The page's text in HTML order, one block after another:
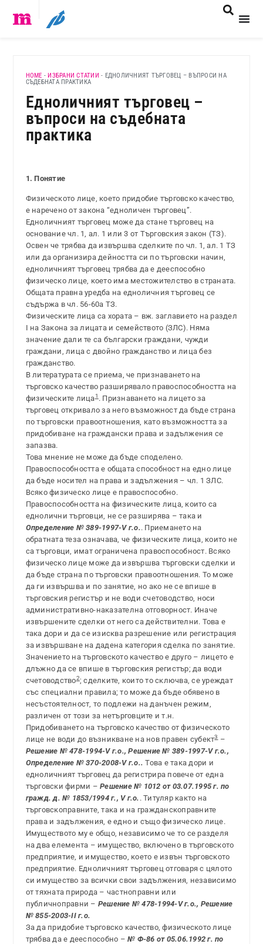
HOME - ИЗБРАНИ СТАТИИ - ЕДНОЛИЧНИЯТ ТЪРГОВЕЦ – ВЪПРОСИ НА
СЪДЕБНАТА ПРАКТИКА
Едноличният търговец –
въпроси на съдебната
практика
1. Понятие
Физическото лице, което придобие търговско качество,
е наречено от закона “едноличен търговец”.
Едноличният търговец може да стане търговец на
основание чл. 1, ал. 1 или 3 от Търговския закон (ТЗ).
Освен че трябва да извършва сделките по чл. 1, ал. 1 ТЗ
или да организира дейността си по търговски начин,
едноличният търговец трябва да е дееспособно
физическо лице, което има местожителство в страната.
Общата правна уредба на едноличния търговец се
съдържа в чл. 56-60а ТЗ.
Физическите лица са хората – вж. заглавието на раздел
I на Закона за лицата и семейството (ЗЛС). Няма
значение дали те са български граждани, чужди
граждани, лица с двойно гражданство и лица без
гражданство.
В литературата се приема, че признаването на
търговско качество разширявало правоспособността на
физическите лица1. Признаването на лицето за
търговец откривало за него възможност да бъде страна
по търговски правоотношения, като възможността за
придобиване на граждански права и задължения се
запазва.
Това мнение не може да бъде споделено.
Правоспособността е общата способност на едно лице
да бъде носител на права и задължения – чл. 1 ЗЛС.
Всяко физическо лице е правоспособно.
Правоспособността на физическите лица, които са
еднолични търговци, не се разширява – така и
Определение № 389-1997-V г.о. . Приемането на
обратната теза означава, че физическите лица, които не
са търговци, имат ограничена правоспособност. Всяко
физическо лице може да извършва търговски сделки и
да бъде страна по търговски правоотношения. То може
да ги извършва и по занятие, но ако не се впише в
търговския регистър и не води счетоводство, носи
административно-наказателна отговорност. Иначе
извършените сделки от него са действителни. Това е
така дори и да се изисква разрешение или регистрация
за извършване на дадена категория сделка по занятие.
Значението на търговското качество е друго – лицето е
длъжно да се впише в търговския регистър; да води
счетоводство2; сделките, които то сключва, се уреждат
със специални правила; то може да бъде обявено в
несъстоятелност, то подлежи на данъчен режим,
различен от този за нетърговците и т.н.
Придобиването на търговско качество от физическото
лице не води до възникване на нов правен субект3–
Решение № 478-1994-V г.о., Решение № 389-1997-V г.о.,
Определение № 370-2008-V г.о.. Това е така дори и
едноличният търговец да регистрира повече от една
търговски фирми –Решение № 1012 от 03.07.1995 г. по
гражд. д. № 1853/1994 г., V г.о. . Титуляр както на
търговскоправните, така и на гражданскоправните
права и задължения, е едно и също физическо лице.
Имуществото му е общо, независимо че то се разделя
на два елемента – имущество, включено в търговското
предприятие, и имущество, което е извън търговското
предприятие. Едноличният търговец отговаря с цялото
си имущество за всички свои задължения, независимо
от тяхната природа – частноправни или
публичноправни – Решение № 478-1994-V г.о., Решение
№ 855-2003-II г.о.
За да придобие търговско качество, физическото лице
трябва да е дееспособно –№ Ф-86 от 05.06.1992 г. по